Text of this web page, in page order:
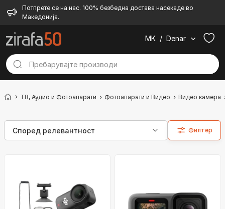
Потпрете се на нас. 100% безбедна достава насекаде во
Македонија.
MK / Denar
ТВ, Аудио и Фотоапарати Фотоапарати и Видео Видео камера
Филтер